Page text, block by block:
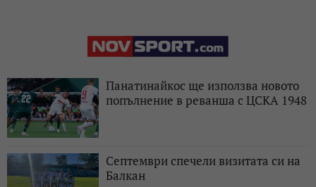
Панатинайкос ще използва новото
попълнение в реванша с ЦСКА 1948
Септември спечели визитата си на
Балкан